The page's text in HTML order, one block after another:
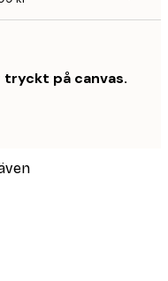
på canvas.